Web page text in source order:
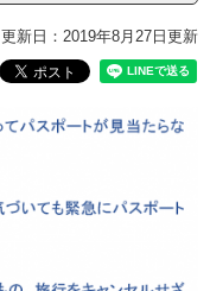
更新日：2019年8月27日更新